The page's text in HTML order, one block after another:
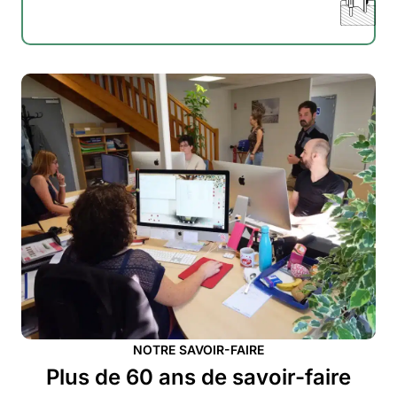
NOTRE SAVOIR-FAIRE
Plus de 60 ans de savoir-faire